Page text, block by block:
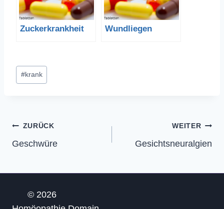
Zuckerkrankheit Wundliegen
Schlagworte:
#krank
Beitragsnavigation
ZURÜCK
Geschwüre
WEITER
Gesichtsneuralgien
© 2026